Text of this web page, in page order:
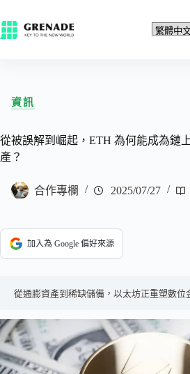
資訊
從被誤解到崛起，ETH 為何能成為鏈
產？
合作專欄 2025/07/27
加入為 Google 偏好來源
從通膨資產到稀缺儲備，以太坊正重塑數位